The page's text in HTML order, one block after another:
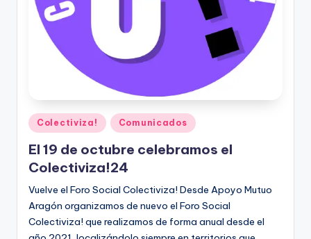
Publicado
en
Colectiviza! Comunicados
El 19 de octubre celebramos el
Colectiviza!24
Vuelve el Foro Social Colectiviza! Desde Apoyo Mutuo
Aragón organizamos de nuevo el Foro Social
Colectiviza! que realizamos de forma anual desde el